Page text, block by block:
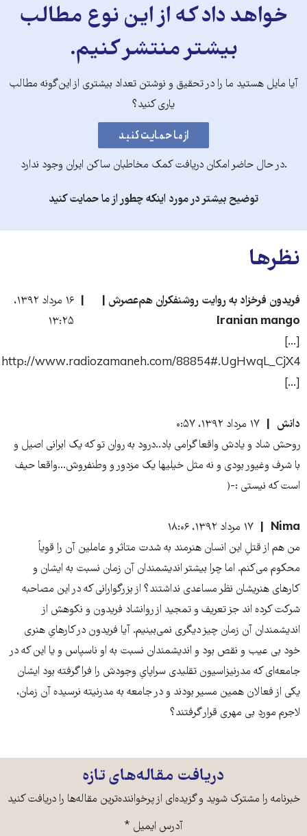
خواهد داد که از این نوع مطالب
بیشتر منتشر کنیم.
آیا مایل هستید ما را در تحقیق و نوشتن تعداد بیشتری از این‌گونه مطالب
یاری کنید؟
.در حال حاضر امکان دریافت کمک مخاطبان ساکن ایران وجود ندارد
توضیح بیشتر در مورد اینکه چطور از ما حمایت کنید
نظرها
فریدون فرخزاد به روایت روشنفکران هم‌عصرش |
Iranian mango
۱۶ مرداد ۱۳۹۲،
۱۳:۲۵
[...]
http://www.radiozamaneh.com/88854#.UgHwqL_CjX4
[...]
دانش
۱۷ مرداد ۱۳۹۲، ۰:۵۷
روحش شاد و یادش واقعا گرامی باد..درود به روان تو که یک ابرانی اصیل و
با شرف وغیور بودی و نه مثل خیلیها یک مزدور و وطنفروش...واقعا حیف
است که نیستی :-(
Nima
۱۷ مرداد ۱۳۹۲، ۱۸:۰۶
من هم از قتلِ این انسان هنرمند به شدت متاثر و عاملین آن را قویاً
محکوم می‌‌کنم. اما چرا بیشتر اندیشمندان آن زمان نسبت به ایشان و
کارهای هنریشان نظر مساعدی نداشتند؟ از بزرگوارانی که در این مصاحبه
شرکت کرده اند جز تعریف و تمجید از روانشاد فریدون و نکوهش از
اندیشمندان آن زمان چیز دیگری نمی‌‌بینیم. آیا فریدون در کارهایِ هنری
خود بی‌ عیب و نقص بود و اندیشمندان نسبت به او ناسپاس و یا این که در
جامعه‌ای که مدرنیزاسیون تقلیدی سراپایِ وجودش را فرا گرفته بود ایشان
یکی‌ از فعالان همین مسیر بودند و در جامعه به مدرنیته نرسیده آن زمان،
لاجرم موردِ بی‌ مهری قرار گرفتند؟
دریافت مقاله‌های تازه
خبرنامه را مشترک شوید و گزیده‌ای از پرخواننده‌ترین مقاله‌ها را دریافت کنید
آدرس ایمیل *